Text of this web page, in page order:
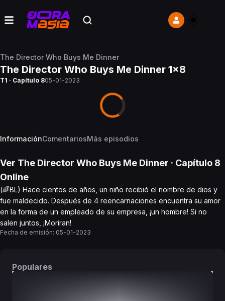
The Director Who Buys Me Dinner
The Director Who Buys Me Dinner 1x8
T1 · Capítulo 805-01-2023
InformaciónComentariosMás episodios
Ver The Director Who Buys Me Dinner · Capítulo 8
Online
(🌈BL) Hace cientos de años, un niño recibió el nombre de dios y
fue maldecido. Después de 4 reencarnaciones encuentra su amor
en la forma de un empleado de su empresa, ¡un hombre! Si no
salen juntos, ¡Moriran!
Fecha de emisión: 05-01-2023
Populares